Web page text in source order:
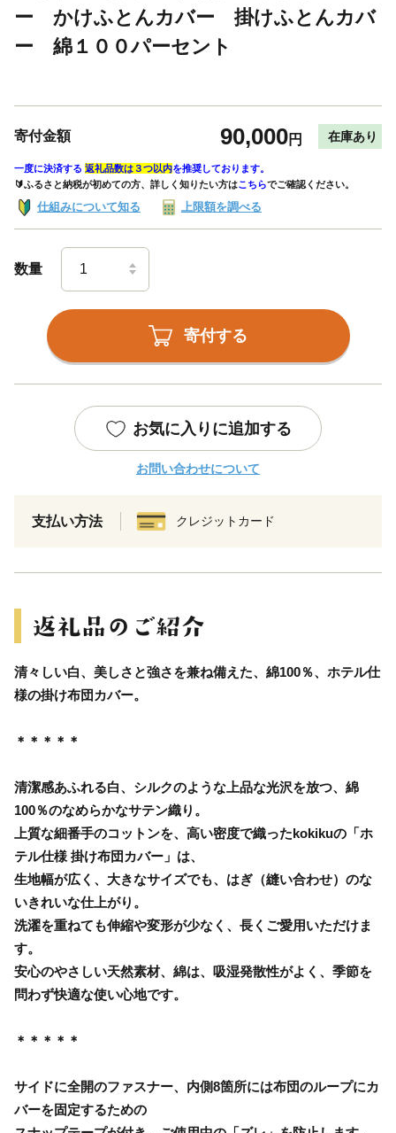
ー かけふとんカバー 掛けふとんカバ
ー 綿１００パーセント
寄付金額 90,000円 在庫あり
一度に決済する 返礼品数は３つ以内を推奨しております。
🔰ふるさと納税が初めての方、詳しく知りたい方はこちらでご確認ください。
仕組みについて知る 上限額を調べる
数量
寄付する
お気に入りに追加する
お問い合わせについて
支払い方法 クレジットカード
清々しい白、美しさと強さを兼ね備えた、綿100％、ホテル仕
様の掛け布団カバー。
＊＊＊＊＊
清潔感あふれる白、シルクのような上品な光沢を放つ、綿
100％のなめらかなサテン織り。
上質な細番手のコットンを、高い密度で織ったkokikuの「ホ
テル仕様 掛け布団カバー」は、
生地幅が広く、大きなサイズでも、はぎ（縫い合わせ）のな
いきれいな仕上がり。
洗濯を重ねても伸縮や変形が少なく、長くご愛用いただけま
す。
安心のやさしい天然素材、綿は、吸湿発散性がよく、季節を
問わず快適な使い心地です。
＊＊＊＊＊
サイドに全開のファスナー、内側8箇所には布団のループにカ
バーを固定するための